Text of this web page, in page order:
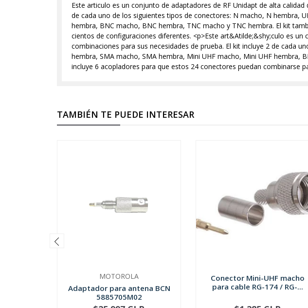
Este articulo es un conjunto de adaptadores de RF Unidapt de alta
de cada uno de los siguientes tipos de conectores: N macho, N hembra,
hembra, BNC macho, BNC hembra, TNC macho y TNC hembra. El kit
cientos de configuraciones diferentes. <p>Este art&Atilde;&shy;culo es
combinaciones para sus necesidades de prueba. El kit incluye 2 de cada
hembra, SMA macho, SMA hembra, Mini UHF macho, Mini UHF hembra,
incluye 6 acopladores para que estos 24 conectores puedan combinarse
TAMBIÉN TE PUEDE INTERESAR
MOTOROLA
Adaptador para antena BCN
5885705M02
Conector Mini-UHF macho
para cable RG-174 / RG-...